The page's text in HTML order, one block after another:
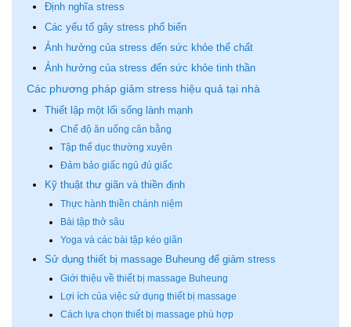
Định nghĩa stress
Các yếu tố gây stress phổ biến
Ảnh hưởng của stress đến sức khỏe thể chất
Ảnh hưởng của stress đến sức khỏe tinh thần
Các phương pháp giảm stress hiệu quả tại nhà
Thiết lập một lối sống lành mạnh
Chế độ ăn uống cân bằng
Tập thể dục thường xuyên
Đảm bảo giấc ngủ đủ giấc
Kỹ thuật thư giãn và thiền định
Thực hành thiền chánh niệm
Bài tập thở sâu
Yoga và các bài tập kéo giãn
Sử dụng thiết bị massage Buheung để giảm stress
Giới thiệu về thiết bị massage Buheung
Lợi ích của việc sử dụng thiết bị massage
Cách lựa chọn thiết bị massage phù hợp